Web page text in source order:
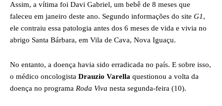
Assim, a vítima foi Davi Gabriel, um bebê de 8 meses que
faleceu em janeiro deste ano. Segundo informações do site G1,
ele contraiu essa patologia antes dos 6 meses de vida e vivia no
abrigo Santa Bárbara, em Vila de Cava, Nova Iguaçu.
No entanto, a doença havia sido erradicada no país. E sobre isso,
o médico oncologista Drauzio Varella questionou a volta da
doença no programa Roda Viva nesta segunda-feira (10).